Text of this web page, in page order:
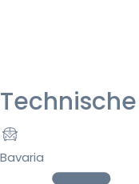
Bavaria